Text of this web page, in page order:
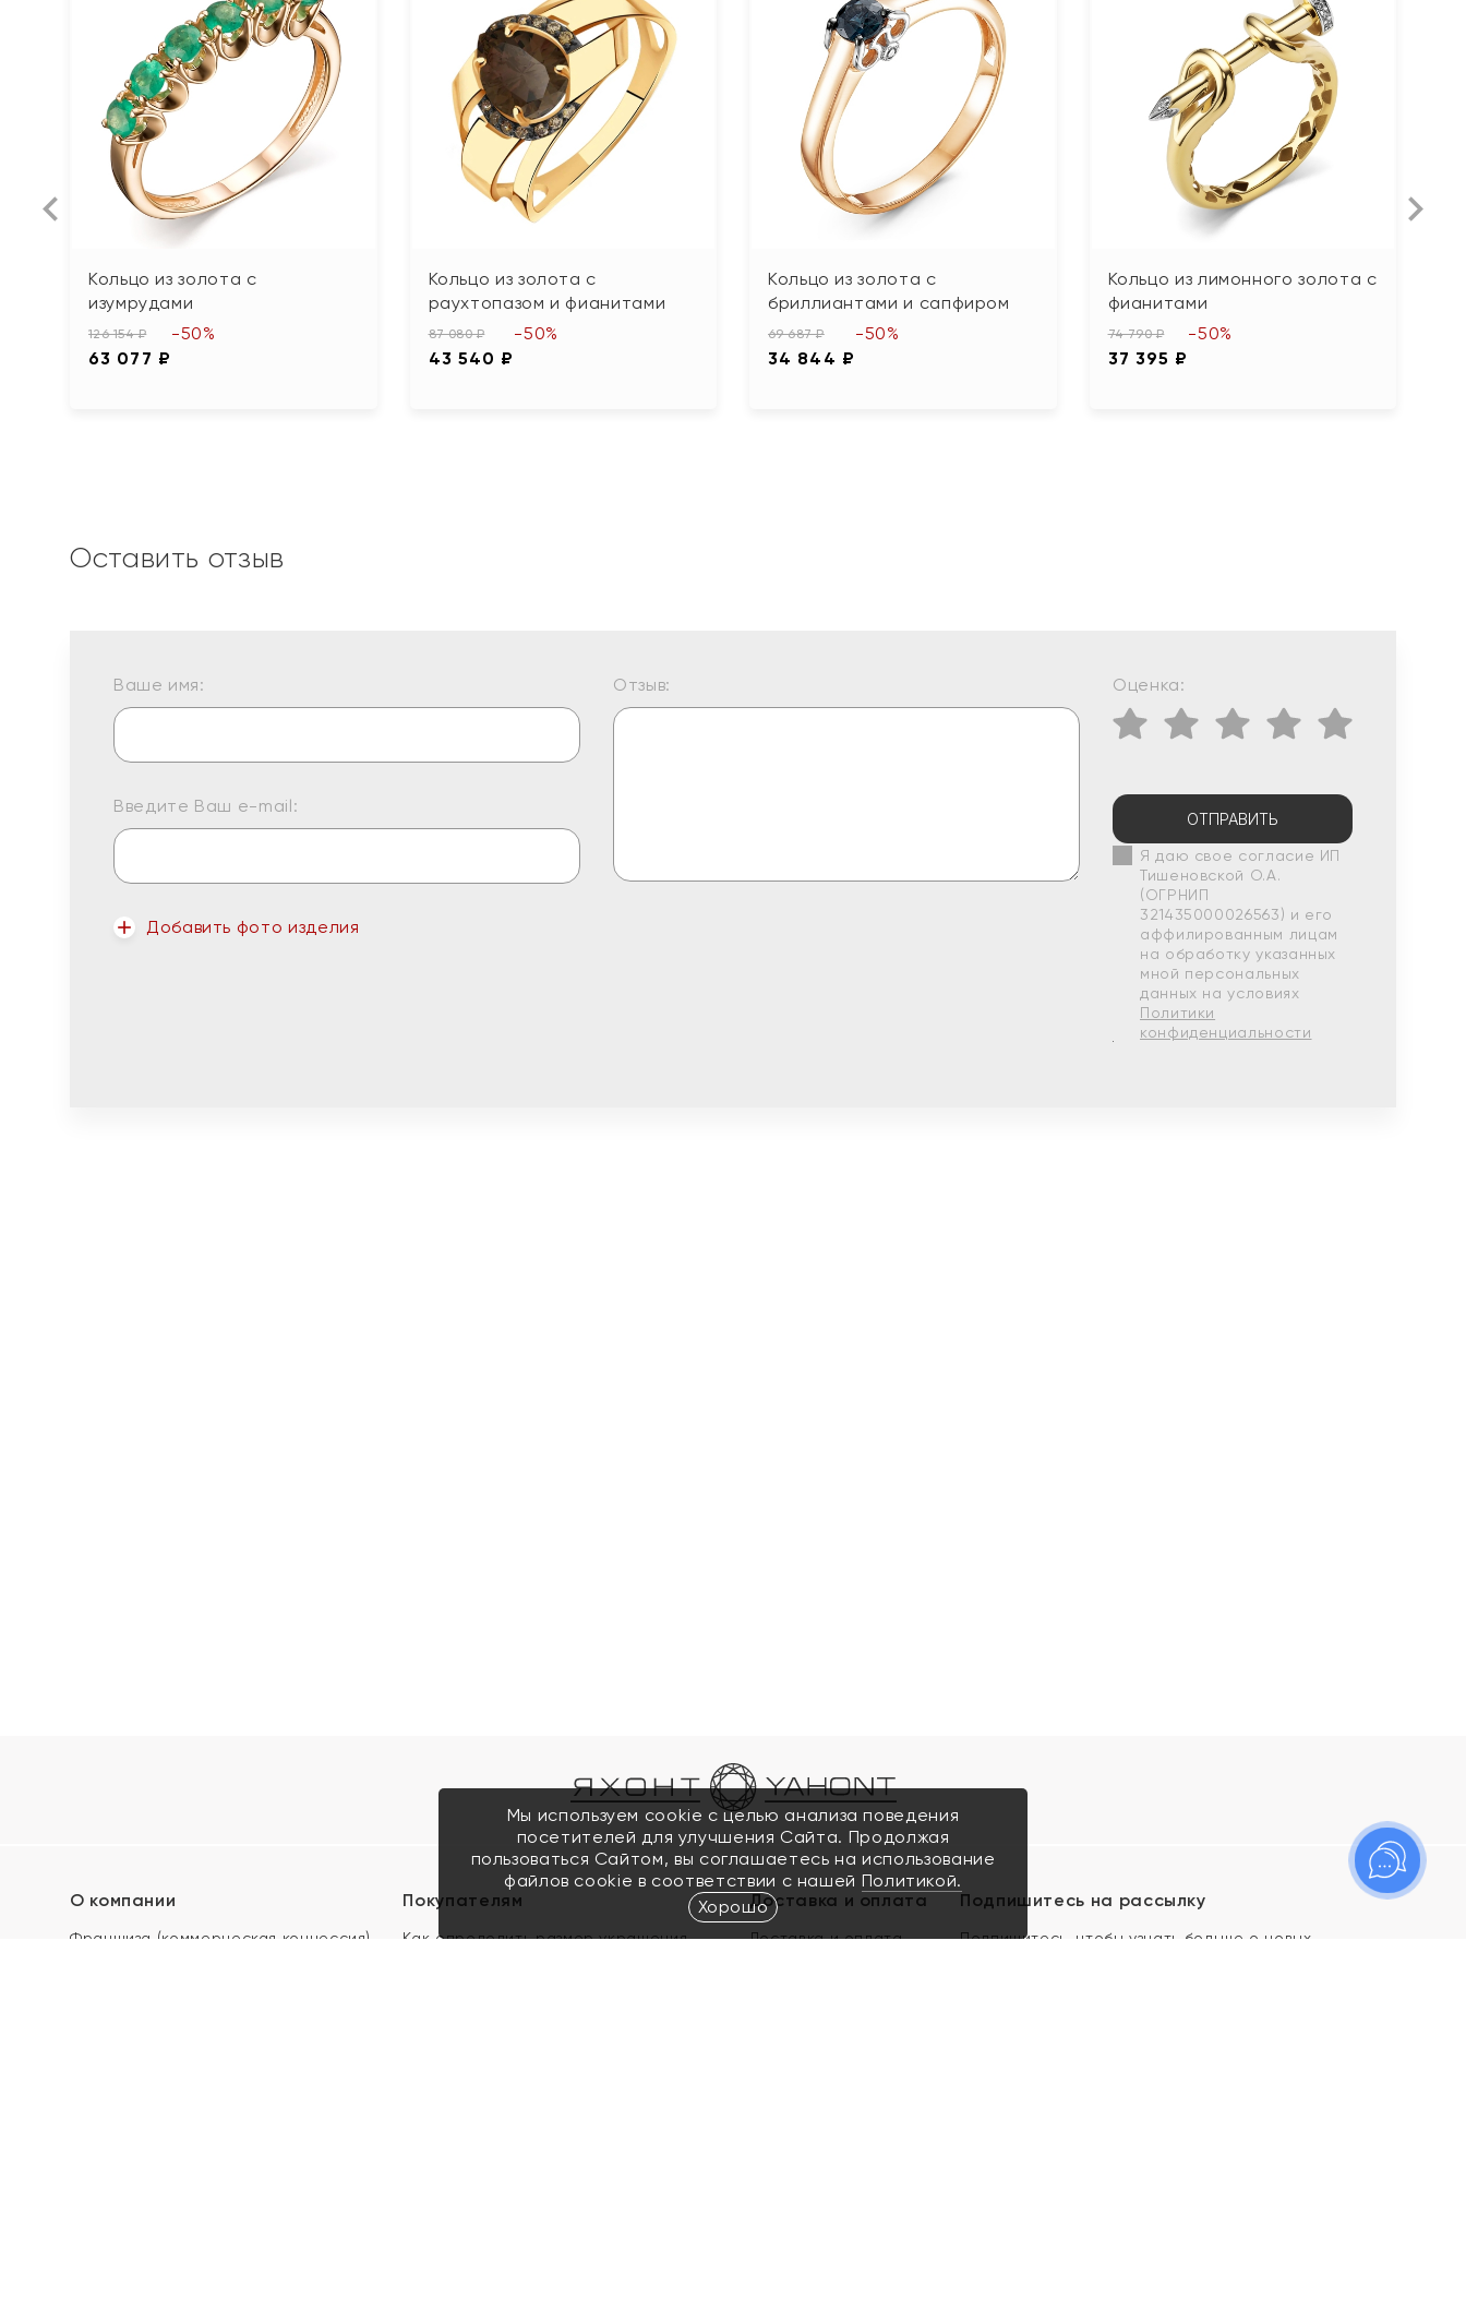
Кольцо из золота с
изумрудами
126 154 ₽
63 077 ₽
-50%
Кольцо из золота с
раухтопазом и фианитами
87 080 ₽
43 540 ₽
-50%
Кольцо из золота с
бриллиантами и сапфиром
69 687 ₽
34 844 ₽
-50%
Кольцо из лимонного золота с
фианитами
74 790 ₽
37 395 ₽
-50%
Оставить отзыв
Ваше имя:
Введите Ваш e-mail:
Добавить фото изделия
Отзыв: Оценка:
ОТПРАВИТЬ
Я даю свое согласие ИП
Тишеновской О.А.
(ОГРНИП
321435000026563) и его
аффилированным лицам
на обработку указанных
мной персональных
данных на условиях
Политики
конфиденциальности
О компании
Франшиза (коммерческая концессия)
Покупателям
Как определить размер украшения
Доставка и оплата
Доставка и оплата
Подпишитесь на рассылку
Подпишитесь, чтобы узнать больше о новых
Мы используем cookie с целью анализа поведения
посетителей для улучшения Сайта. Продолжая
пользоваться Сайтом, вы соглашаетесь на использование
файлов cookie в соответствии с нашей Политикой.
Хорошо